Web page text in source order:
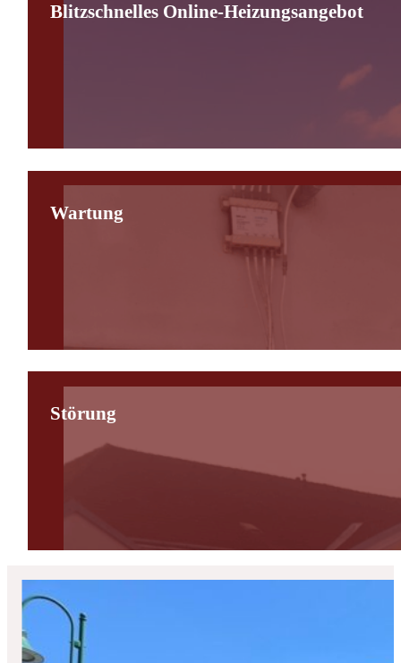
Blitzschnelles Online-Heizungsangebot
Wartung
Störung